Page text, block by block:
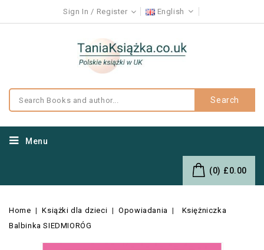
Sign In Register English
Search
Menu
(0) £0.00
Home Książki dla dzieci Opowiadania
Księżniczka
Balbinka SIEDMIORÓG